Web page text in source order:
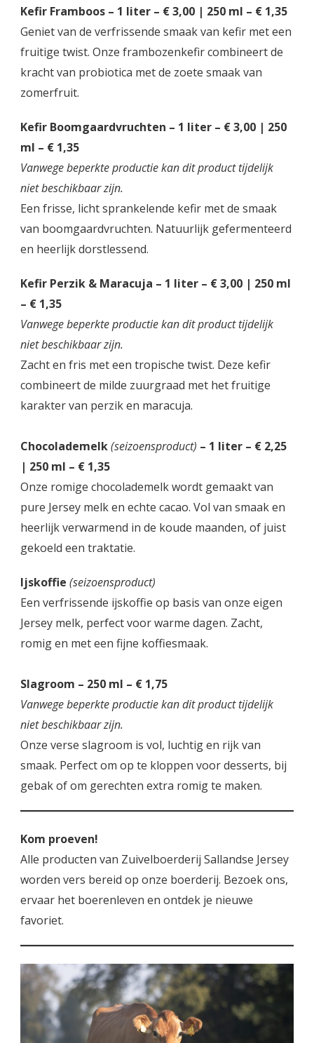
Kefir Framboos – 1 liter – € 3,00 | 250 ml – € 1,35
Geniet van de verfrissende smaak van kefir met een
fruitige twist. Onze frambozenkefir combineert de
kracht van probiotica met de zoete smaak van
zomerfruit.
Kefir Boomgaardvruchten – 1 liter – € 3,00 | 250
ml – € 1,35
Vanwege beperkte productie kan dit product tijdelijk
niet beschikbaar zijn.
Een frisse, licht sprankelende kefir met de smaak
van boomgaardvruchten. Natuurlijk gefermenteerd
en heerlijk dorstlessend.
Kefir Perzik & Maracuja – 1 liter – € 3,00 | 250 ml
– € 1,35
Vanwege beperkte productie kan dit product tijdelijk
niet beschikbaar zijn.
Zacht en fris met een tropische twist. Deze kefir
combineert de milde zuurgraad met het fruitige
karakter van perzik en maracuja.
Chocolademelk(seizoensproduct) – 1 liter – € 2,25
| 250 ml – € 1,35
Onze romige chocolademelk wordt gemaakt van
pure Jersey melk en echte cacao. Vol van smaak en
heerlijk verwarmend in de koude maanden, of juist
gekoeld een traktatie.
Ijskoffie (seizoensproduct)
Een verfrissende ijskoffie op basis van onze eigen
Jersey melk, perfect voor warme dagen. Zacht,
romig en met een fijne koffiesmaak.
Slagroom – 250 ml – € 1,75
Vanwege beperkte productie kan dit product tijdelijk
niet beschikbaar zijn.
Onze verse slagroom is vol, luchtig en rijk van
smaak. Perfect om op te kloppen voor desserts, bij
gebak of om gerechten extra romig te maken.
Kom proeven!
Alle producten van Zuivelboerderij Sallandse Jersey
worden vers bereid op onze boerderij. Bezoek ons,
ervaar het boerenleven en ontdek je nieuwe
favoriet.